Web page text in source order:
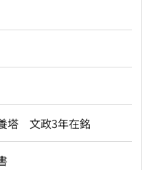
塔 文政3年在銘